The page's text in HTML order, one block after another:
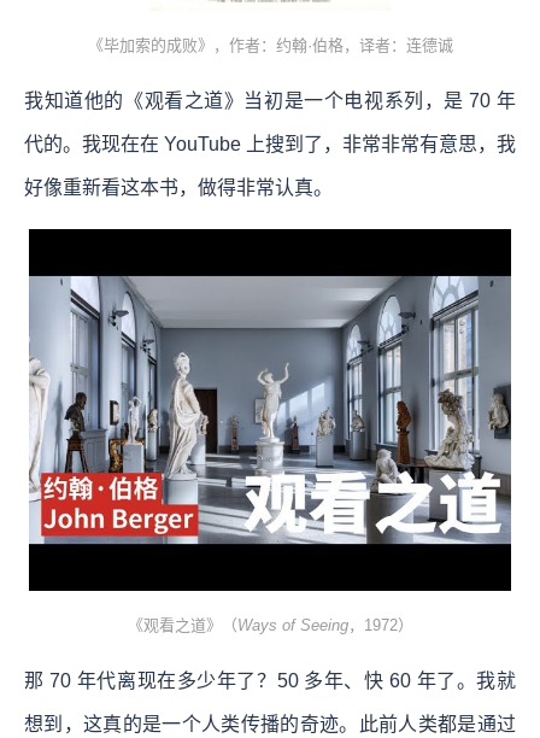
《毕加索的成败》，作者：约翰·伯格，译者：连德诚
我知道他的《观看之道》当初是一个电视系列，是 70 年
代的。我现在在 YouTube 上搜到了，非常非常有意思，我
好像重新看这本书，做得非常认真。
《观看之道》（Ways of Seeing，1972）
那 70 年代离现在多少年了？50 多年、快 60 年了。我就
想到，这真的是一个人类传播的奇迹。此前人类都是通过